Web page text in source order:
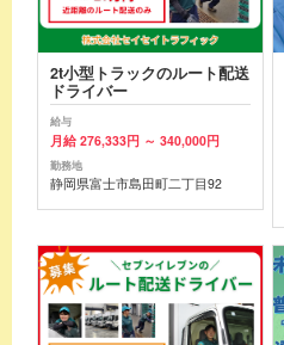
2t小型トラックのルート配送
ドライバー
給与
月給 276,333円 ～ 340,000円
勤務地
静岡県富士市島田町二丁目92